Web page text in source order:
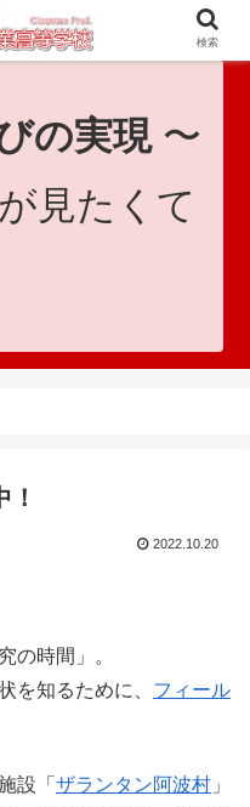
Commercial High School
の実現〜
見たくて
2022.10.20
の時間」。
を知るために、 フィール
設「 ザランタン阿波村 」
検索